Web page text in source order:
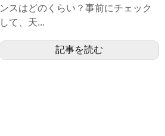
ンスはどのくらい？事前にチェック
して、天...
記事を読む